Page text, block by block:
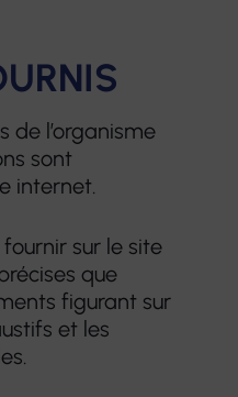
de l’organisme
sont
internet.
sur le site
que
figurant sur
et les